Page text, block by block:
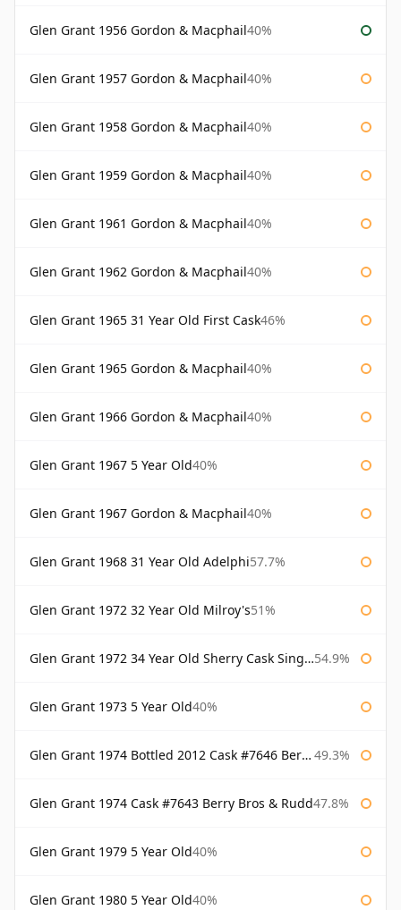
Glen Grant 1956 Gordon & Macphail40%
Glen Grant 1957 Gordon & Macphail40%
Glen Grant 1958 Gordon & Macphail40%
Glen Grant 1959 Gordon & Macphail40%
Glen Grant 1961 Gordon & Macphail40%
Glen Grant 1962 Gordon & Macphail40%
Glen Grant 1965 31 Year Old First Cask46%
Glen Grant 1965 Gordon & Macphail40%
Glen Grant 1966 Gordon & Macphail40%
Glen Grant 1967 5 Year Old40%
Glen Grant 1967 Gordon & Macphail40%
Glen Grant 1968 31 Year Old Adelphi57.7%
Glen Grant 1972 32 Year Old Milroy's51%
Glen Grant 1972 34 Year Old Sherry Cask Single Malts of Scotland 54.9%
Glen Grant 1973 5 Year Old40%
Glen Grant 1974 Bottled 2012 Cask #7646 Berry Bros & Rudd 49.3%
Glen Grant 1974 Cask #7643 Berry Bros & Rudd47.8%
Glen Grant 1979 5 Year Old40%
Glen Grant 1980 5 Year Old40%